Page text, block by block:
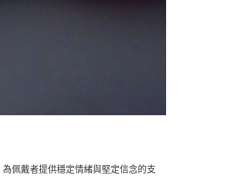
佩戴者提供穩定情緒與堅定信念的支